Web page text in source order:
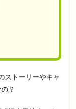
ストーリーやキャ
？